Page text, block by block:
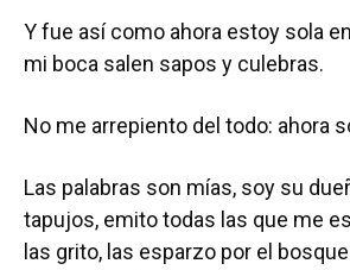
Y fue así como ahora estoy sola
mi boca salen sapos y culebras.
No me arrepiento del todo: ahora
Las palabras son mías, soy su
tapujos, emito todas las que me
las grito, las esparzo por el